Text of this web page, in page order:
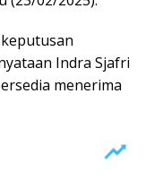
Indra Sjafri
menerima